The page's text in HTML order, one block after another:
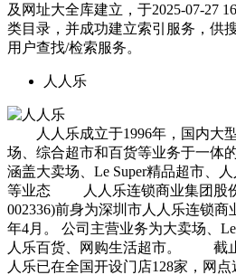
及网址大全库建立，于2025-07-27
类目录，并成功建立索引服务，供
用户查找/检索服务。
人人乐
人人乐成立于1996年，国内大
场、综合超市和百货等业务于一体
涵盖大卖场、Le Super精品超市、
等业态 人人乐连锁商业集团股
002336)前身为深圳市人人乐连锁商
年4月。 公司主营业务为大卖场、
人乐百货、网购生活超市。 截止
人乐已在全国开设门店128家，网点